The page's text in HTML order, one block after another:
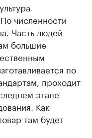
численности
Часть людей
большие
по
проходит
этапе
Как
там будет